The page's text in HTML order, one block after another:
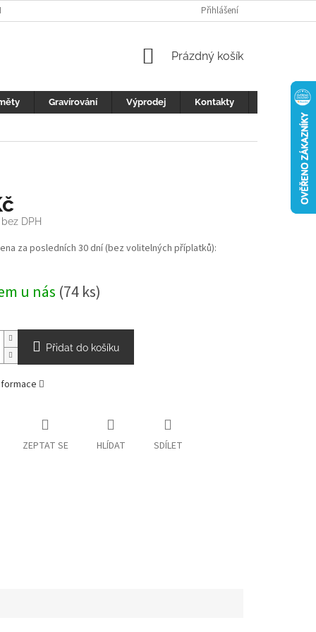
REKLAMACE
Přihlášení
NÁKUPNÍ
Prázdný košík
Gravírování Výprodej Kontakty
DPH
za posledních 30 dní (bez volitelných příplatků):
u nás (74 ks)
Přidat do košíku
ZEPTAT SE HLÍDAT SDÍLET